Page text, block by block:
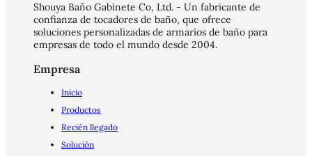
Shouya Baño Gabinete Co, Ltd. - Un fabricante de
confianza de tocadores de baño, que ofrece
soluciones personalizadas de armarios de baño para
empresas de todo el mundo desde 2004.
Empresa
Inicio
Productos
Recién llegado
Solución